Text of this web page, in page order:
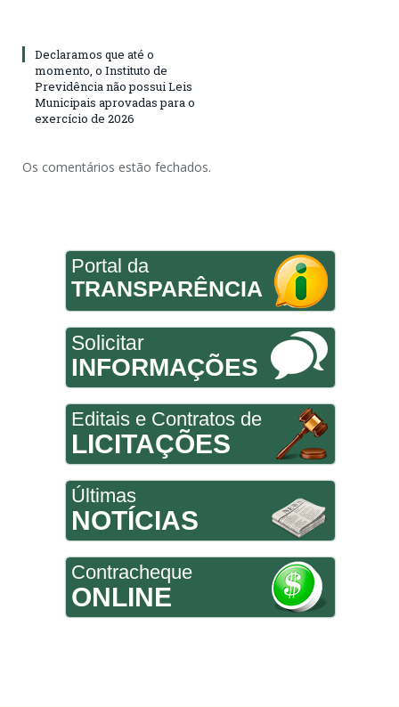
Declaramos que até o
momento, o Instituto de
Previdência não possui Leis
Municipais aprovadas para o
exercício de 2026
Os comentários estão fechados.
Portal da
TRANSPARÊNCIA
Solicitar
INFORMAÇÕES
Editais e Contratos de
LICITAÇÕES
Últimas
NOTÍCIAS
Contracheque
ONLINE